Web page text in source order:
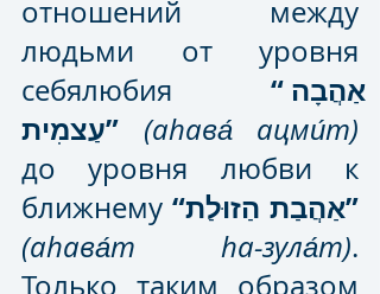
отношений между
людьми от уровня
себялюбия “אַהֲבָה
עַצמִית”
(аhава́ ацми́т)
до уровня любви к
ближнему
“אַהֲבַת הַזוּלַת”
(аhава́т hа-зула́т).
Только таким образом